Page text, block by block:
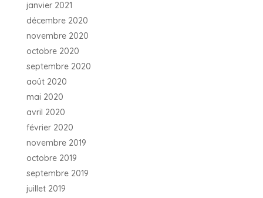
janvier 2021
décembre 2020
novembre 2020
octobre 2020
septembre 2020
août 2020
mai 2020
avril 2020
février 2020
novembre 2019
octobre 2019
septembre 2019
juillet 2019